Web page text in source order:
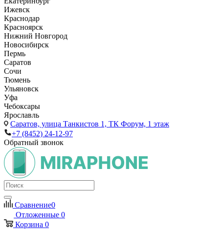
Ижевск
Краснодар
Красноярск
Нижний Новгород
Новосибирск
Пермь
Саратов
Сочи
Тюмень
Ульяновск
Уфа
Чебоксары
Ярославль
Саратов, улица Танкистов 1, ТК Форум, 1 этаж
+7 (8452) 24-12-97
Обратный звонок
Сравнение0
Отложенные 0
Корзина 0